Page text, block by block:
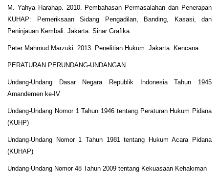
M. Yahya Harahap. 2010. Pembahasan Permasalahan dan Penerapan
KUHAP: Pemeriksaan Sidang Pengadilan, Banding, Kasasi, dan
Peninjauan Kembali. Jakarta: Sinar Grafika.
Peter Mahmud Marzuki. 2013. Penelitian Hukum. Jakarta: Kencana.
PERATURAN PERUNDANG-UNDANGAN
Undang-Undang Dasar Negara Republik Indonesia Tahun 1945
Amandemen ke-IV
Undang-Undang Nomor 1 Tahun 1946 tentang Peraturan Hukum Pidana
(KUHP)
Undang-Undang Nomor 1 Tahun 1981 tentang Hukum Acara Pidana
(KUHAP)
Undang-Undang Nomor 48 Tahun 2009 tentang Kekuasaan Kehakiman